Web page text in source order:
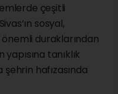
çeşitli
sosyal,
önemli duraklarından
tanıklık
hafızasında